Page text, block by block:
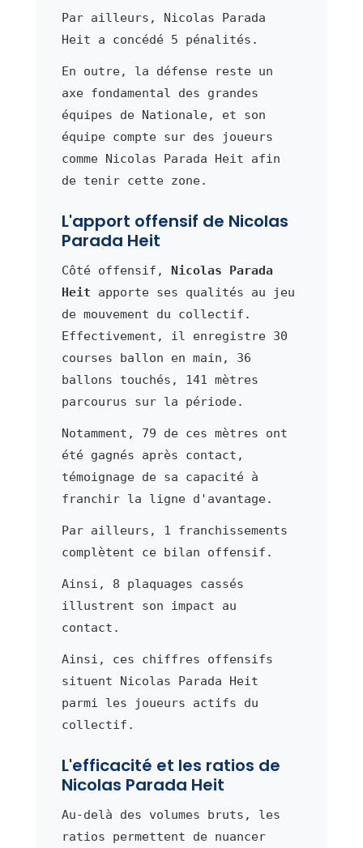
Par ailleurs, Nicolas Parada
Heit a concédé 5 pénalités.
En outre, la défense reste un
axe fondamental des grandes
équipes de Nationale, et son
équipe compte sur des joueurs
comme Nicolas Parada Heit afin
de tenir cette zone.
L'apport offensif de Nicolas
Parada Heit
Côté offensif, Nicolas Parada
Heit apporte ses qualités au jeu
de mouvement du collectif.
Effectivement, il enregistre 30
courses ballon en main, 36
ballons touchés, 141 mètres
parcourus sur la période.
Notamment, 79 de ces mètres ont
été gagnés après contact,
témoignage de sa capacité à
franchir la ligne d'avantage.
Par ailleurs, 1 franchissements
complètent ce bilan offensif.
Ainsi, 8 plaquages cassés
illustrent son impact au
contact.
Ainsi, ces chiffres offensifs
situent Nicolas Parada Heit
parmi les joueurs actifs du
collectif.
L'efficacité et les ratios de
Nicolas Parada Heit
Au-delà des volumes bruts, les
ratios permettent de nuancer